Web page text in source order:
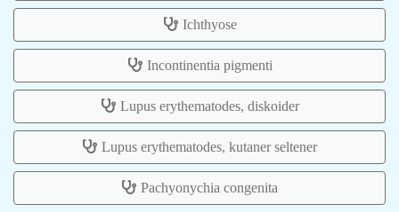
Ichthyose
Incontinentia pigmenti
Lupus erythematodes, diskoider
Lupus erythematodes, kutaner seltener
Pachyonychia congenita